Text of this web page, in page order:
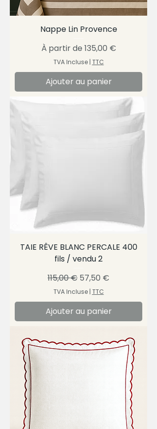
Nappe Lin Provence
À partir de 135,00 €
Prix promotionnel
TVA Incluse| TTC
Ajouter au panier
TAIE RÊVE BLANC PERCALE 400
fils / vendu 2
Prix original
115,00 € Prix promotionnel
57,50 €
TVA Incluse| TTC
Ajouter au panier